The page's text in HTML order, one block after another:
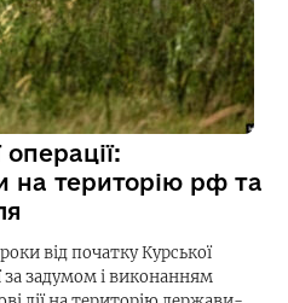
на територію рф та
від початку Курської
за задумом і виконанням